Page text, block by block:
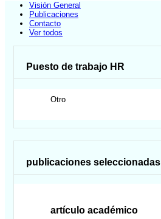
Visión General
Publicaciones
Contacto
Ver todos
Puesto de trabajo HR
Otro
publicaciones seleccionadas
artículo académico